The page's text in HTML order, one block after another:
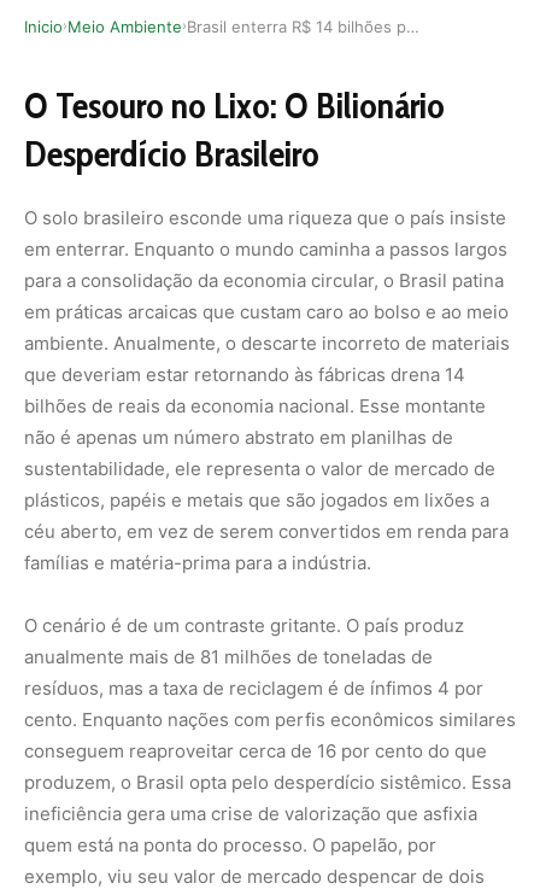
Inicio›Meio Ambiente› Brasil enterra R$ 14 bilhões por ano ao ignorar…
O Tesouro no Lixo: O Bilionário
Desperdício Brasileiro
O solo brasileiro esconde uma riqueza que o país insiste
em enterrar. Enquanto o mundo caminha a passos largos
para a consolidação da economia circular, o Brasil patina
em práticas arcaicas que custam caro ao bolso e ao meio
ambiente. Anualmente, o descarte incorreto de materiais
que deveriam estar retornando às fábricas drena 14
bilhões de reais da economia nacional. Esse montante
não é apenas um número abstrato em planilhas de
sustentabilidade, ele representa o valor de mercado de
plásticos, papéis e metais que são jogados em lixões a
céu aberto, em vez de serem convertidos em renda para
famílias e matéria-prima para a indústria.
O cenário é de um contraste gritante. O país produz
anualmente mais de 81 milhões de toneladas de
resíduos, mas a taxa de reciclagem é de ínfimos 4 por
cento. Enquanto nações com perfis econômicos similares
conseguem reaproveitar cerca de 16 por cento do que
produzem, o Brasil opta pelo desperdício sistêmico. Essa
ineficiência gera uma crise de valorização que asfixia
quem está na ponta do processo. O papelão, por
exemplo, viu seu valor de mercado despencar de dois